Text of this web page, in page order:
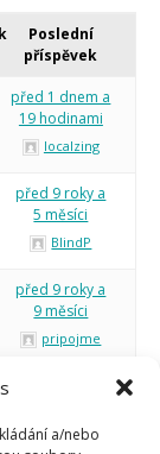
a/nebo
Banzim
Poslední
příspěvek
před 1 dnem a
19 hodinami
localzing
před 9 roky a
5 měsíci
BlindP
před 9 roky a
9 měsíci
pripojme